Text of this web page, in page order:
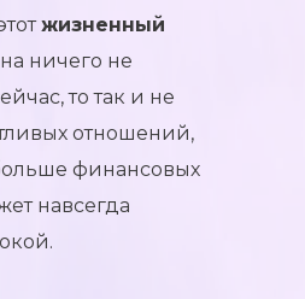
жизненный
ничего не
то так и не
отношений,
финансовых
навсегда